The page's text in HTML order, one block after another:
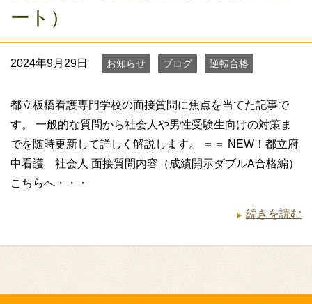
ート）
2024年9月29日 お知らせ ブログ 逆転合格
都立板橋看護専門学校の面接質問に焦点を当てた記事で
す。 一般的な質問から社会人や男性受験生向けの対策ま
でを随時更新して詳しく解説します。 ＝＝ NEW！都立府
中看護 社会人 面接質問内容（成績開示ダブルA合格編）
こちらへ・・・
続きを読む